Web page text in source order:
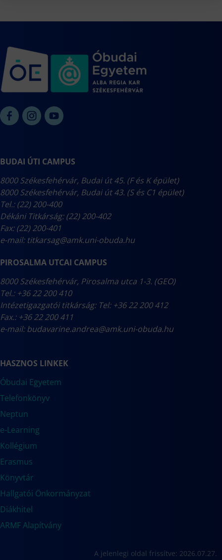
BUDAI ÚTI CAMPUS
8000 Székesfehérvár, Budai út 45. (F és K épület)
8000 Székesfehérvár, Budai út 43. (S és C1 épület)
Tel.: (22) 200-400
Dékáni Titkárság: (22) 200-402
Fax: (22) 200-401
e-mail: titkarsag@amk.uni-obuda.hu
PIROSALMA UTCAI CAMPUS
8000 Székesfehérvár, Pirosalma utca 1-3. (GEO)
Tel.: +36 22 200 410
Intézetigazgatói titkárság: Tel: +36 22 200 412
Fax.: +36 22 200 411
e-mail:budavarine.andrea@amk.uni-obuda.hu
HASZNOS LINKEK
Óbudai Egyetem
Telefonkönyv
Neptun
e-Learning
Kollégium
Erasmus
Könyvtár
Hallgatói Önkormányzat
Diákhitel
ARMF Alapítvány
A jelenlegi oldal frissítve: 2026.07.27.